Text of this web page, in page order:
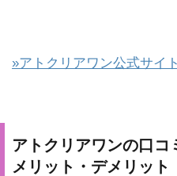
»アトクリアワン公式サイト
アトクリアワンの口コ
メリット・デメリット